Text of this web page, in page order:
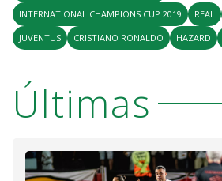
INTERNATIONAL CHAMPIONS CUP 2019
REAL
JUVENTUS
CRISTIANO RONALDO HAZARD
Últimas